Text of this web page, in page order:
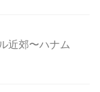
近郊〜ハナム